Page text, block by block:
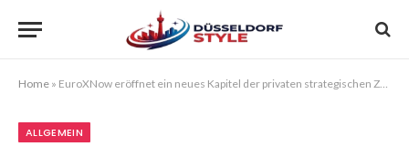
Home » EuroXNow eröffnet ein neues Kapitel der privaten strategischen Zusammenarbeit
ALLGEMEIN